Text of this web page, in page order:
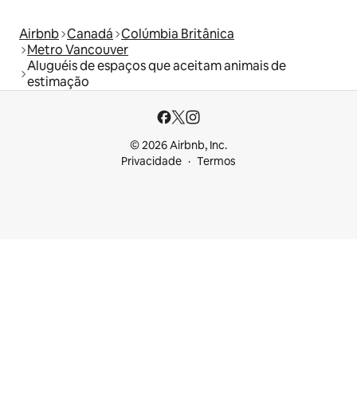
Airbnb Canadá Colúmbia Britânica
Metro Vancouver
Aluguéis de espaços que aceitam animais de
estimação
© 2026 Airbnb, Inc.
Privacidade
Termos